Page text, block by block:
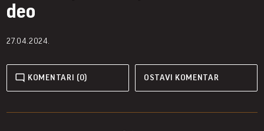
deo
27.04.2024.
KOMENTARI (0) OSTAVI KOMENTAR